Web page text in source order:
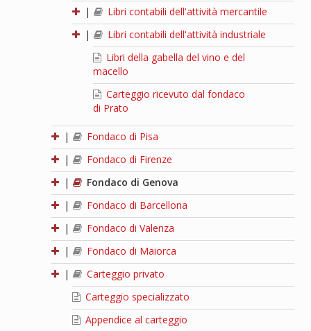
|
Libri contabili dell'attività mercantile
|
Libri contabili dell'attività industriale
Libri della gabella del vino e del
macello
Carteggio ricevuto dal fondaco
di Prato
|
Fondaco di Pisa
|
Fondaco di Firenze
|
Fondaco di Genova
|
Fondaco di Barcellona
|
Fondaco di Valenza
|
Fondaco di Maiorca
|
Carteggio privato
Carteggio specializzato
Appendice al carteggio